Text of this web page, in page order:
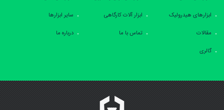
ابزارهای هیدرولیک
ابزار آلات کارگاهی
سایر ابزارها
مقالات
تماس با ما
درباره ما
گالری